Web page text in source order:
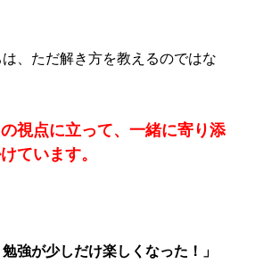
、ただ解き方を教えるのではな
視点に立って、一緒に寄り添
ています。
勉強が少しだけ楽しくなった！」